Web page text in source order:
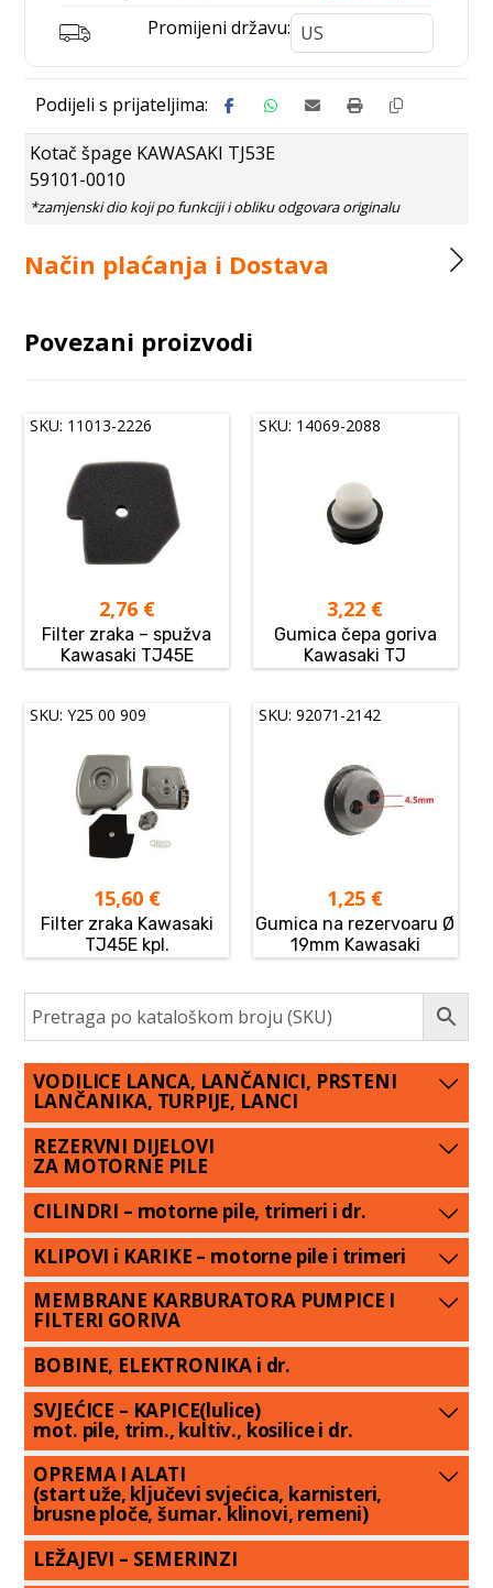
Promijeni državu:
Kotač špage KAWASAKI TJ53E
59101-0010
Način plaćanja i Dostava
Povezani proizvodi
SKU: 11013-2226
2,76 €
Filter zraka – spužva
Kawasaki TJ45E
SKU: 14069-2088
3,22 €
Gumica čepa goriva
Kawasaki TJ
SKU: Y25 00 909
15,60 €
Filter zraka Kawasaki
TJ45E kpl.
SKU: 92071-2142
1,25 €
Gumica na rezervoaru Ø
19mm Kawasaki
VODILICE LANCA, LANČANICI, PRSTENI
LANČANIKA, TURPIJE, LANCI
REZERVNI DIJELOVI
ZA MOTORNE PILE
CILINDRI – motorne pile, trimeri i dr.
KLIPOVI i KARIKE – motorne pile i trimeri
MEMBRANE KARBURATORA PUMPICE I
FILTERI GORIVA
BOBINE, ELEKTRONIKA i dr.
SVJEĆICE – KAPICE(lulice)
mot. pile, trim., kultiv., kosilice i dr.
OPREMA I ALATI
(start uže, ključevi svjećica, karnisteri,
brusne ploče, šumar. klinovi, remeni)
LEŽAJEVI – SEMERINZI